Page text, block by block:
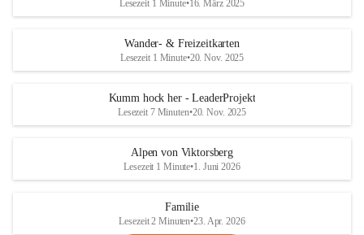
Lesezeit 1 Minute•16. März 2025
Wander- & Freizeitkarten
Lesezeit 1 Minute•20. Nov. 2025
Kumm hock her - LeaderProjekt
Lesezeit 7 Minuten•20. Nov. 2025
Alpen von Viktorsberg
Lesezeit 1 Minute•1. Juni 2026
Familie
Lesezeit 2 Minuten•23. Apr. 2026